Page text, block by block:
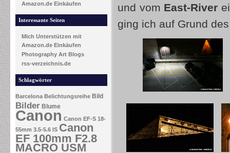
Amazon.de Einkäufen
Interessante Seiten
Mich Unterstützen mit
Amazon.de Einkäufen
Photography Art Blogs
rss-verzeichnis.de
Schlagwörter
Barcelona Belichtungsreihe Bild
Bilder Blume
Canon Canon EF-S 18-
55mm 3.5-5.6 IS Canon
EF 100mm F2.8
MACRO USM
und vom East-River
ging ich auf Grund